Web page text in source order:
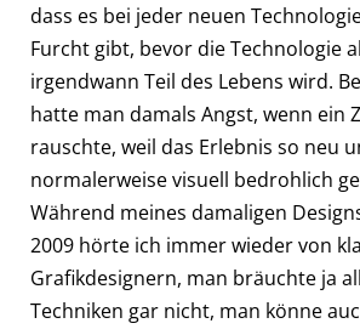
dass es bei jeder neuen
Furcht gibt, bevor die Technologie
irgendwann Teil des Lebens wird.
hatte man damals Angst, wenn ein
rauschte, weil das Erlebnis so neu
normalerweise visuell bedrohlich
Während meines damaligen
2009 hörte ich immer wieder von
Grafikdesignern, man bräuchte ja
Techniken gar nicht, man könne